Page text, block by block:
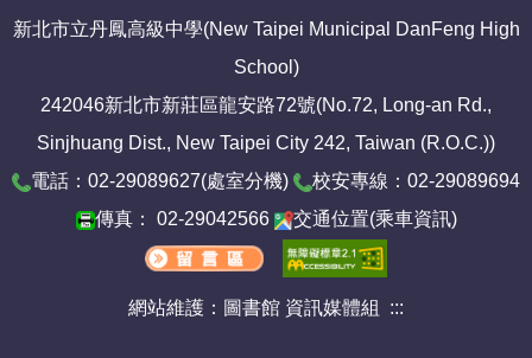
新北市立丹鳳高級中學(New Taipei Municipal DanFeng High
School)
242046新北市新莊區龍安路72號(No.72, Long-an Rd.,
Sinjhuang Dist., New Taipei City 242, Taiwan (R.O.C.))
電話：02-29089627(處室分機)
校安專線：02-29089694
傳真： 02-29042566
交通位置(乘車資訊)
網站維護：圖書館 資訊媒體組 :::